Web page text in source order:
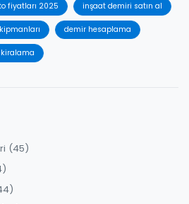
fiyatları 2025 inşaat demiri satın al
demir hesaplama
(45)